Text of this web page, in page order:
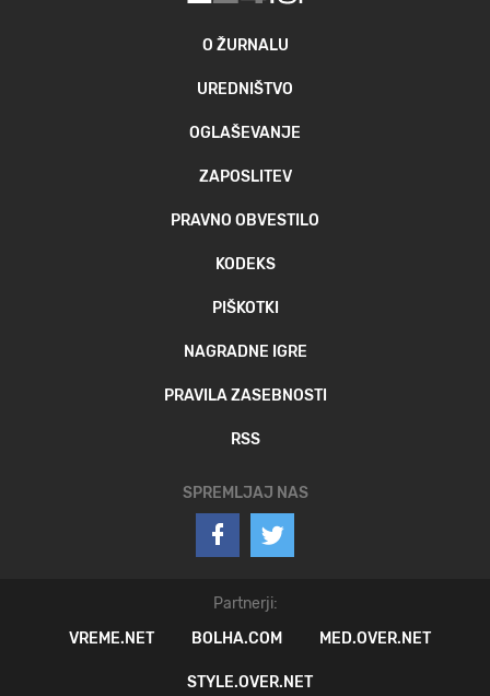
O ŽURNALU
UREDNIŠTVO
OGLAŠEVANJE
ZAPOSLITEV
PRAVNO OBVESTILO
KODEKS
PIŠKOTKI
NAGRADNE IGRE
PRAVILA ZASEBNOSTI
RSS
SPREMLJAJ NAS
Partnerji:
VREME.NET
BOLHA.COM MED.OVER.NET
STYLE.OVER.NET